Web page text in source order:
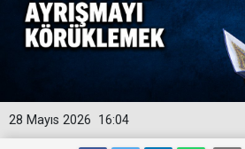
16:04
28 Mayıs 2026